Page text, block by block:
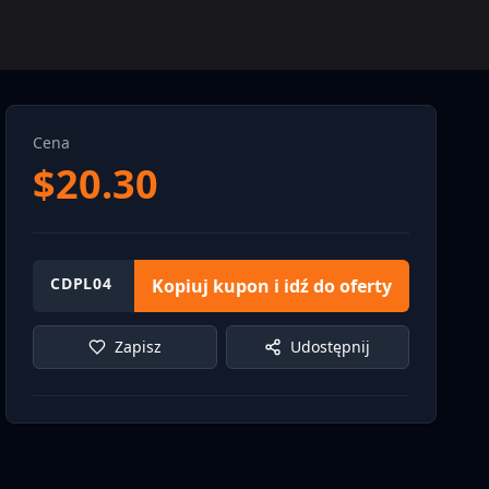
Cena
$20.30
CDPL04 Kopiuj kupon i idź do oferty
Zapisz Udostępnij